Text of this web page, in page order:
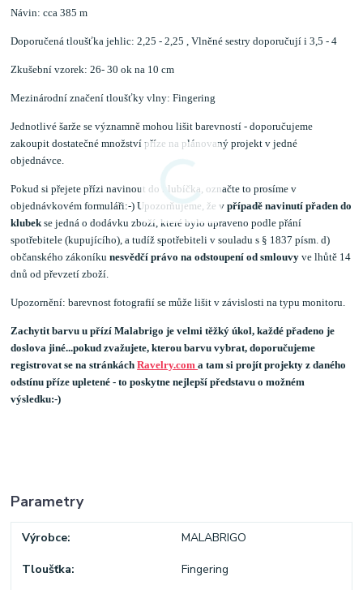
Návin: cca 385 m
Doporučená tloušťka jehlic: 2,25 - 2,25 , Vlněné sestry doporučují i 3,5 - 4
Zkušební vzorek: 26- 30 ok na 10 cm
Mezinárodní značení tloušťky vlny: Fingering
Jednotlivé šarže se významně mohou lišit barevností - doporučujeme
zakoupit dostatečné množství příze na plánovaný projekt v jedné
objednávce.
Pokud si přejete přízi navinout do klubíčka, označte to prosíme v
objednávkovém formuláři:-) Upozorňujeme, žev případě navinutí přaden do
klubek se jedná o dodávku zboží, které bylo upraveno podle přání
spotřebitele (kupujícího), a tudíž spotřebiteli v souladu s § 1837 písm. d)
občanského zákoníkunesvědčí právo na odstoupení od smlouvy ve lhůtě 14
dnů od převzetí zboží.
Upozornění: barevnost fotografií se může lišit v závislosti na typu monitoru.
Zachytit barvu u přízí Malabrigo je velmi těžký úkol, každé přadeno je
doslova jiné...pokud zvažujete, kterou barvu vybrat, doporučujeme
registrovat se na stránkáchRavelry.coma tam si projít projekty z daného
odstínu příze upletené - to poskytne nejlepší představu o možném
výsledku:-)
Parametry
Výrobce MALABRIGO
Tloušťka Fingering